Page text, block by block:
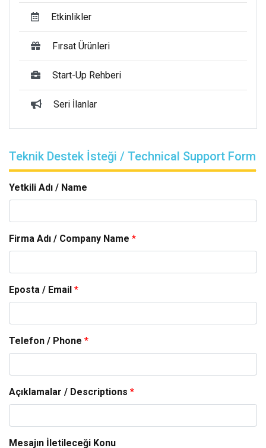
Etkinlikler
Fırsat Ürünleri
Start-Up Rehberi
Seri İlanlar
Teknik Destek İsteği / Technical Support Form
Yetkili Adı / Name
Firma Adı / Company Name *
Eposta / Email *
Telefon / Phone *
Açıklamalar / Descriptions *
Mesajın İletileceği Konu